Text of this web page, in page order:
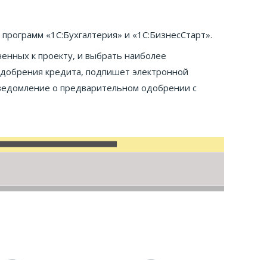
«1С:Бухгалтерия» и «1С:БизнесСтарт».
к проекту, и выбрать наиболее
кредита, подпишет электронной
о предварительном одобрении с